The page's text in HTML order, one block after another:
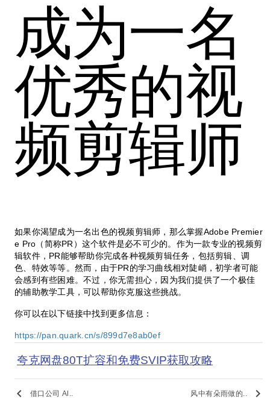
成为一名
优秀的视
频剪辑师
如果你渴望成为一名出色的视频剪辑师，那么掌握Adobe Premier
e Pro（简称PR）这个软件是必不可少的。作为一款专业的视频剪
辑软件，PR能够帮助你完成各种视频剪辑任务，包括剪辑、调
色、特效等等。然而，由于PR的学习曲线相对陡峭，初学者可能
会感到有些困难。不过，你无需担心，因为我们提供了一个极佳
的辅助教学工具，可以帮助你克服这些挑战。
你可以在以下链接中找到更多信息：
https://pan.quark.cn/s/899d7e8ab0ef
夸克网盘80T扩容和免费SVIP获取攻略
keyboard_arrow_left 借口公司 Al.. 风中有朵雨做的.. keyboard_arrow_right